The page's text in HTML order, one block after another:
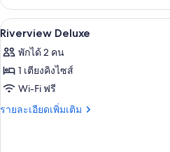
เกี่ยว
กับ
Superior
Double
เปิด
ภาพถ่าย
ทั้งหมด
ของ
Riverview
เ
4
Riverview Deluxe
พักได้ 2 คน
1 เตียงคิงไซส์
Wi-Fi ฟรี
รายละเอียดเพิ่มเติม
ราย